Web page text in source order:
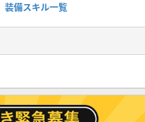
装備スキル一覧